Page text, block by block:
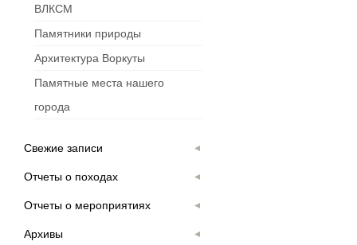
ВЛКСМ
Памятники природы
Архитектура Воркуты
Памятные места нашего
города
Свежие записи
Отчеты о походах
Отчеты о мероприятиях
Архивы